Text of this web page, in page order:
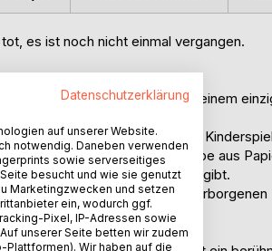
es ist noch nicht einmal vergangen.
Ein Buch, hervorgegangen aus einem
ist ein altes asiatisches
Blüte oder Knospe aus
beschriftete Innenseite preisgibt.
setzt die in der Knospe
erscheint.
Datenschutzerklärung
auf unserer Website.
notwendig. Daneben verwenden
sowie serverseitiges
besucht und wie sie genutzt
Marketingzwecken und setzen
ein, wodurch ggf.
Pixel, IP-Adressen sowie
unserer Seite betten wir zudem
Wir haben auf die